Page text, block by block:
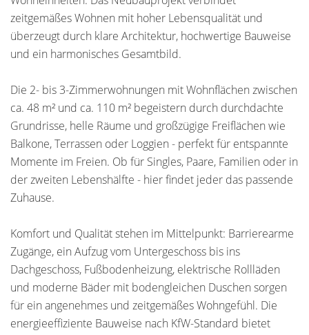
zeitgemäßes Wohnen mit hoher Lebensqualität und
überzeugt durch klare Architektur, hochwertige Bauweise
und ein harmonisches Gesamtbild.
Die 2- bis 3-Zimmerwohnungen mit Wohnflächen zwischen
ca. 48 m² und ca. 110 m² begeistern durch durchdachte
Grundrisse, helle Räume und großzügige Freiflächen wie
Balkone, Terrassen oder Loggien - perfekt für entspannte
Momente im Freien. Ob für Singles, Paare, Familien oder in
der zweiten Lebenshälfte - hier findet jeder das passende
Zuhause.
Komfort und Qualität stehen im Mittelpunkt: Barrierearme
Zugänge, ein Aufzug vom Untergeschoss bis ins
Dachgeschoss, Fußbodenheizung, elektrische Rollläden
und moderne Bäder mit bodengleichen Duschen sorgen
für ein angenehmes und zeitgemäßes Wohngefühl. Die
energieeffiziente Bauweise nach KfW-Standard bietet